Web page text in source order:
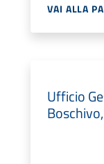
VAI ALLA
Ufficio